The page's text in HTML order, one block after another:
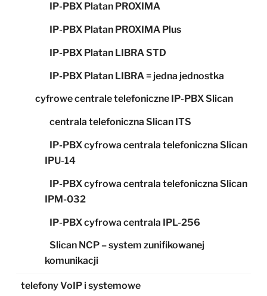
IP-PBX Platan PROXIMA
IP-PBX Platan PROXIMA Plus
IP-PBX Platan LIBRA STD
IP-PBX Platan LIBRA = jedna jednostka
cyfrowe centrale telefoniczne IP-PBX Slican
centrala telefoniczna Slican ITS
IP-PBX cyfrowa centrala telefoniczna Slican
IPU-14
IP-PBX cyfrowa centrala telefoniczna Slican
IPM-032
IP-PBX cyfrowa centrala IPL-256
Slican NCP – system zunifikowanej
komunikacji
telefony VoIP i systemowe